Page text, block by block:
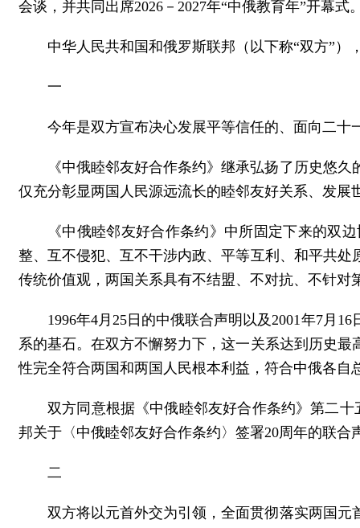
会谈，并共同出席2026－2027年“中俄教育年”开幕
中华人民共和国和俄罗斯联邦（以下称“双方”）
一
今年是双方宣布决心发展平等信任的、面向二十
《中俄睦邻友好合作条约》继承弘扬了历史悠
仅充分彰显两国人民源远流长的睦邻友好关系、发
《中俄睦邻友好合作条约》中所固定下来的双
整、互不侵犯、互不干涉内政、平等互利、和平共
传统价值观，两国关系具有不结盟、不对抗、不针对
1996年4月25日的中俄联合声明以及2001年7月
系的基石。在双方不懈努力下，这一关系达到历史
性完全符合两国和两国人民根本利益，符合中俄各
双方同意根据《中俄睦邻友好合作条约》第二
邦关于〈中俄睦邻友好合作条约〉签署20周年的联
二
双方将以元首外交为引领，全面贯彻落实两国